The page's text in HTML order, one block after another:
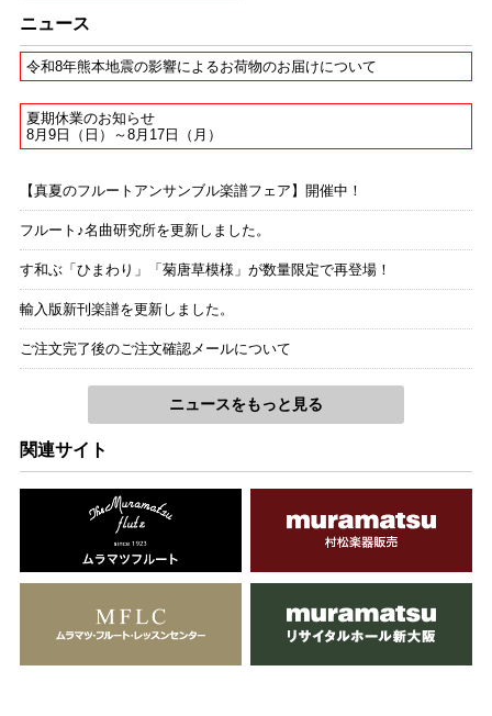
ニュース
令和8年熊本地震の影響によるお荷物のお届けについて
夏期休業のお知らせ
8月9日（日）～8月17日（月）
【真夏のフルートアンサンブル楽譜フェア】開催中！
フルート♪名曲研究所を更新しました。
す和ぶ「ひまわり」「菊唐草模様」が数量限定で再登場！
輸入版新刊楽譜を更新しました。
ご注文完了後のご注文確認メールについて
ニュースをもっと見る
関連サイト